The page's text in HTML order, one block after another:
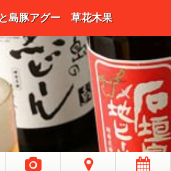
島豚アグー 草花木果